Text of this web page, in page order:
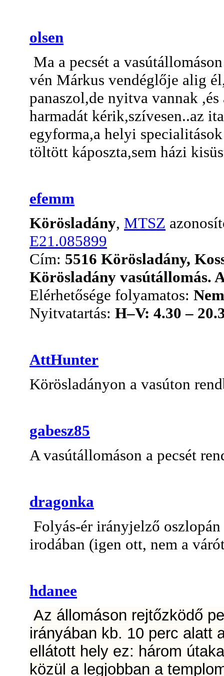
olsen
Ma a pecsét a
vén Márkus vendéglője alig
panaszol,de nyitva vannak
harmadát kérik,szívesen..az
egyforma,a helyi
töltött káposzta,sem házi
efemm
Körösladány, MTSZ
E21.085899
Cím: 5516 Körösladány,
Körösladány vasútállomás.
Elérhetősége folyamatos: Nem
Nyitvatartás: H–V: 4.30 –
AttHunter
Körösladányon a vasúton
gabesz85
A vasútállomáson a pecsét
dragonka
Folyás-ér irányjelző
irodában (igen ott, nem a
hdanee
Az állomáson rejtőzködő
irányában kb. 10 perc alatt
ellátott hely ez: három
közül a legjobban a